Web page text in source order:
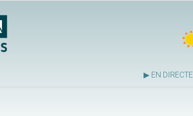
▶ EN DIRECTE